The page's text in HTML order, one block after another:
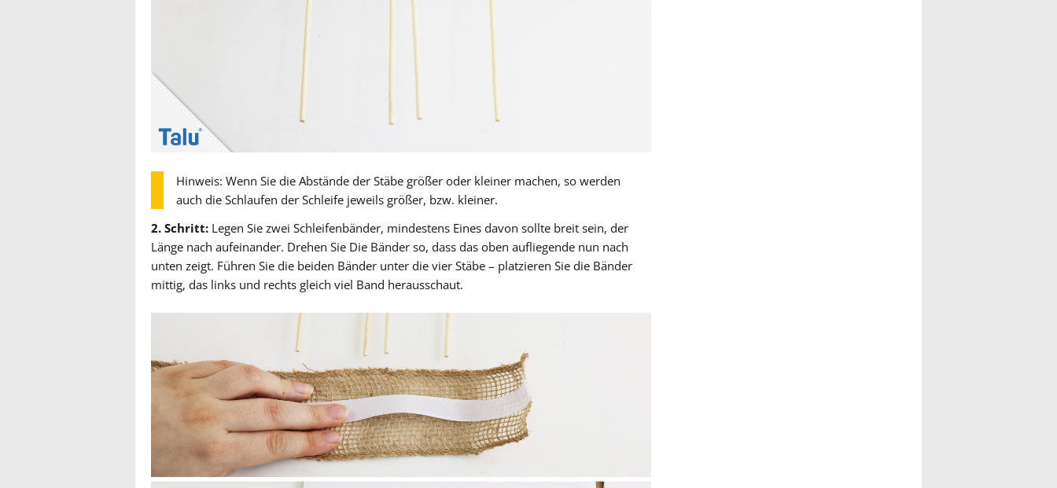
Hinweis: Wenn Sie die Abstände der Stäbe größer oder kleiner machen, so werden
auch die Schlaufen der Schleife jeweils größer, bzw. kleiner.
2. Schritt: Legen Sie zwei Schleifenbänder, mindestens Eines davon sollte breit sein, der
Länge nach aufeinander. Drehen Sie Die Bänder so, dass das oben aufliegende nun nach
unten zeigt. Führen Sie die beiden Bänder unter die vier Stäbe – platzieren Sie die Bänder
mittig, das links und rechts gleich viel Band herausschaut.